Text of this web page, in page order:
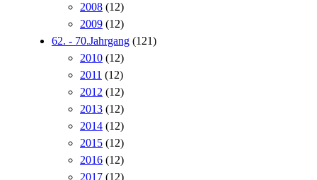
2008 (12)
2009 (12)
62. - 70.Jahrgang (121)
2010 (12)
2011 (12)
2012 (12)
2013 (12)
2014 (12)
2015 (12)
2016 (12)
2017 (12)